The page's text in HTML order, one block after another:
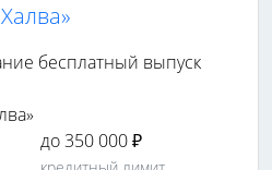
бесплатный выпуск
до 350 000 ₽